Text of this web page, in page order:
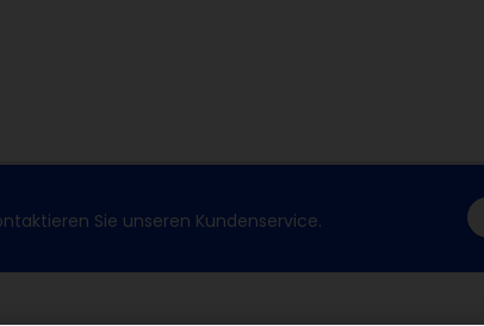
Sie unseren Kundenservice.